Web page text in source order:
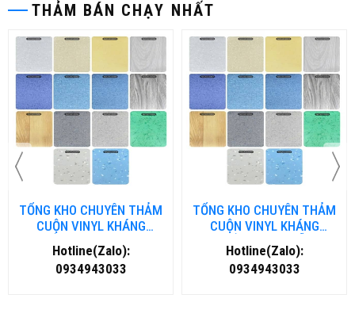
THẢM BÁN CHẠY NHẤT
TỔNG KHO CHUYÊN THẢM
CUỘN VINYL KHÁNG
KHUẨN TẠI ĐÀ NẴNG
Hotline(Zalo):
0934943033
TỔNG KHO CHUYÊN THẢM
CUỘN VINYL KHÁNG
KHUẨN TẠI HÀ NỘI
Hotline(Zalo):
0934943033